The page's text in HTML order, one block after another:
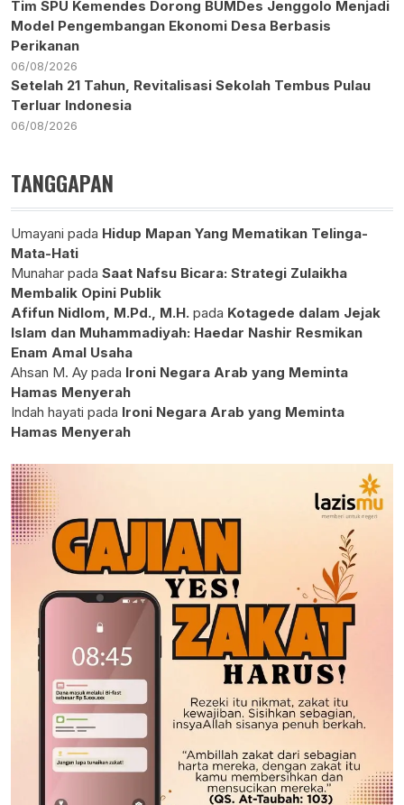
Tim SPU Kemendes Dorong BUMDes Jenggolo Menjadi
Model Pengembangan Ekonomi Desa Berbasis
Perikanan
06/08/2026
Setelah 21 Tahun, Revitalisasi Sekolah Tembus Pulau
Terluar Indonesia
06/08/2026
TANGGAPAN
Umayani pada Hidup Mapan Yang Mematikan Telinga-
Mata-Hati
Munahar pada Saat Nafsu Bicara: Strategi Zulaikha
Membalik Opini Publik
Afifun Nidlom, M.Pd., M.H. pada Kotagede dalam Jejak
Islam dan Muhammadiyah: Haedar Nashir Resmikan
Enam Amal Usaha
Ahsan M. Ay pada Ironi Negara Arab yang Meminta
Hamas Menyerah
Indah hayati pada Ironi Negara Arab yang Meminta
Hamas Menyerah